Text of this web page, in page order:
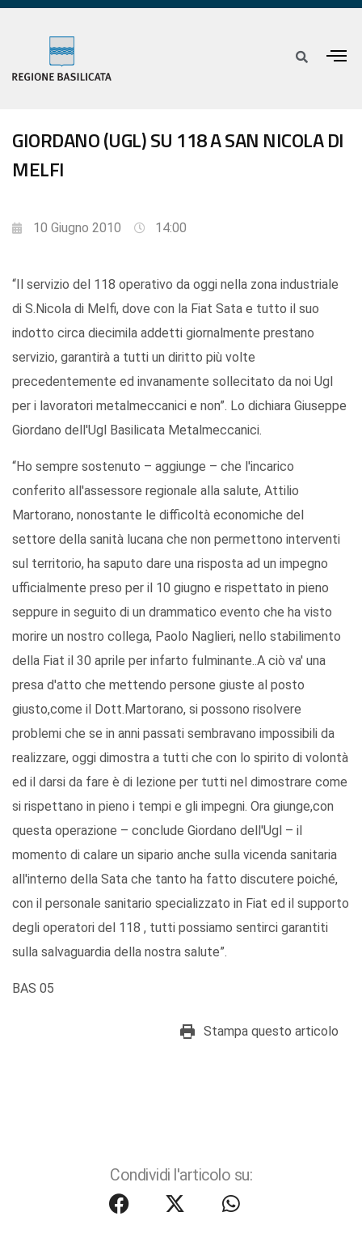
GIORDANO (UGL) SU 118 A SAN NICOLA DI
MELFI
10 Giugno 2010 14:00
“Il servizio del 118 operativo da oggi nella zona industriale
di S.Nicola di Melfi, dove con la Fiat Sata e tutto il suo
indotto circa diecimila addetti giornalmente prestano
servizio, garantirà a tutti un diritto più volte
precedentemente ed invanamente sollecitato da noi Ugl
per i lavoratori metalmeccanici e non”. Lo dichiara Giuseppe
Giordano dell'Ugl Basilicata Metalmeccanici.
“Ho sempre sostenuto – aggiunge – che l'incarico
conferito all'assessore regionale alla salute, Attilio
Martorano, nonostante le difficoltà economiche del
settore della sanità lucana che non permettono interventi
sul territorio, ha saputo dare una risposta ad un impegno
ufficialmente preso per il 10 giugno e rispettato in pieno
seppure in seguito di un drammatico evento che ha visto
morire un nostro collega, Paolo Naglieri, nello stabilimento
della Fiat il 30 aprile per infarto fulminante..A ciò va' una
presa d'atto che mettendo persone giuste al posto
giusto,come il Dott.Martorano, si possono risolvere
problemi che se in anni passati sembravano impossibili da
realizzare, oggi dimostra a tutti che con lo spirito di volontà
ed il darsi da fare è di lezione per tutti nel dimostrare come
si rispettano in pieno i tempi e gli impegni. Ora giunge,con
questa operazione – conclude Giordano dell'Ugl – il
momento di calare un sipario anche sulla vicenda sanitaria
all'interno della Sata che tanto ha fatto discutere poiché,
con il personale sanitario specializzato in Fiat ed il supporto
degli operatori del 118 , tutti possiamo sentirci garantiti
sulla salvaguardia della nostra salute”.
BAS 05
Stampa questo articolo
Condividi l'articolo su: